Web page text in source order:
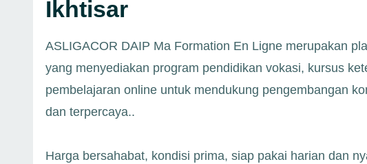
Ikhtisar
ASLIGACOR DAIP Ma Formation En Ligne merupakan
yang menyediakan program pendidikan vokasi, kursus
pembelajaran online untuk mendukung pengembangan
dan terpercaya..
Harga bersahabat, kondisi prima, siap pakai harian dan